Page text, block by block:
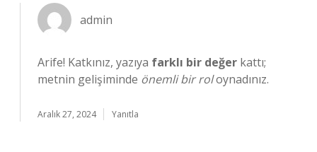
admin
Arife! Katkınız, yazıya farklı bir değer kattı;
metnin gelişiminde önemli bir roloynadınız.
Aralık 27, 2024 Yanıtla